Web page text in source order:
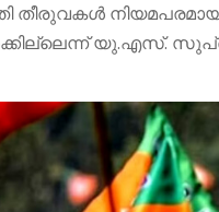
തീരുവകൾ
യു.എസ്.